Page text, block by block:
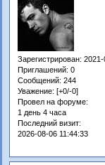
Зарегистрирован: 2021-
Приглашений: 0
Сообщений: 244
Уважение: [+0/-0]
Провел на форуме:
1 день 4 часа
Последний визит:
2026-08-06 11:44:33